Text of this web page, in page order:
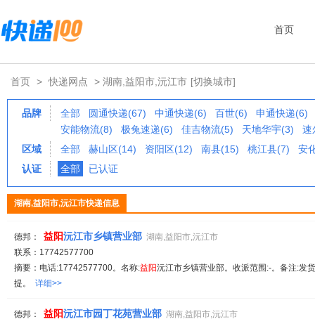
首页
首页 > 快递网点 > 湖南,益阳市,沅江市 [切换城市]
品牌 全部 圆通快递(67) 中通快递(6) 百世(6)
申通快递(6)
安能物流(8)
极兔速递(6) 佳吉物流(5) 天地华宇(3)
速
区域
全部 赫山区(14) 资阳区(12) 南县(15) 桃江县(7)
安
认证
全部 已认证
湖南,益阳市,沅江市快递信息
德邦： 益阳沅江市乡镇营业部 湖南,益阳市,沅江市
联系：17742577700
摘要：电话:17742577700。名称:益阳沅江市乡镇营业部。收派范围:-。备注:发
提。 详细>>
德邦： 益阳沅江市园丁花苑营业部 湖南,益阳市,沅江市